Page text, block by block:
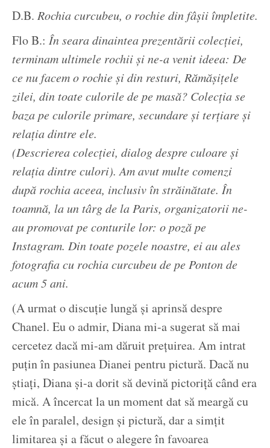
D.B. Rochia curcubeu, o rochie din fâșii împletite.
Flo B.: În seara dinaintea prezentării colecției,
terminam ultimele rochii și ne-a venit ideea: De
ce nu facem o rochie și din resturi, Rămășițele
zilei, din toate culorile de pe masă? Colecția se
baza pe culorile primare, secundare și terțiare și
relația dintre ele.
(Descrierea colecției, dialog despre culoare și
relația dintre culori). Am avut multe comenzi
după rochia aceea, inclusiv în străinătate. În
toamnă, la un târg de la Paris, organizatorii ne-
au promovat pe conturile lor: o poză pe
Instagram. Din toate pozele noastre, ei au ales
fotografia cu rochia curcubeu de pe Ponton de
acum 5 ani.
(A urmat o discuție lungă și aprinsă despre
Chanel. Eu o admir, Diana mi-a sugerat să mai
cercetez dacă mi-am dăruit prețuirea. Am intrat
puțin în pasiunea Dianei pentru pictură. Dacă nu
știați, Diana și-a dorit să devină pictoriță când era
mică. A încercat la un moment dat să meargă cu
ele în paralel, design și pictură, dar a simțit
limitarea și a făcut o alegere în favoarea